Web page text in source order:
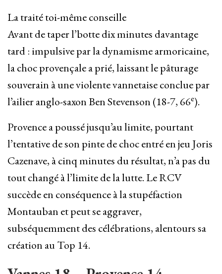
La traité toi-même conseille
Avant de taper l’botte dix minutes davantage
tard : impulsive par la dynamisme armoricaine,
la choc provençale a prié, laissant le pâturage
souverain à une violente vannetaise conclue par
l’ailier anglo-saxon Ben Stevenson (18-7, 66e).
Provence a poussé jusqu’au limite, pourtant
l’tentative de son pinte de choc entré en jeu Joris
Cazenave, à cinq minutes du résultat, n’a pas du
tout changé à l’limite de la lutte. Le RCV
succède en conséquence à la stupéfaction
Montauban et peut se aggraver,
subséquemment des célébrations, alentours sa
création au Top 14.